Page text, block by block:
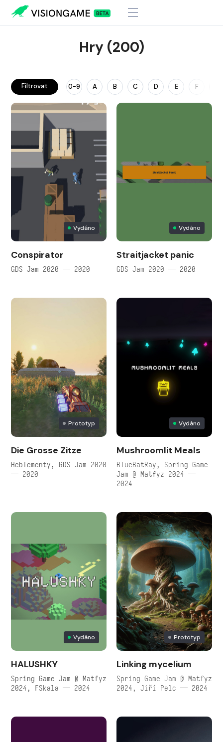
Hry (200)
Filtrovat 0-9 A B C D E F
Vydáno
Conspirator
GDS Jam 2020 — 2020
Vydáno
Straitjacket panic
GDS Jam 2020 — 2020
Prototyp
Die Grosse Zitze
Heblementy, GDS Jam 2020
— 2020
Vydáno
Mushroomlit Meals
BlueBatRay, Spring Game
Jam @ Matfyz 2024 —
2024
Vydáno
HALUSHKY
Spring Game Jam @ Matfyz
2024, FSkala — 2024
Prototyp
Linking mycelium
Spring Game Jam @ Matfyz
2024, Jiří Pelc — 2024